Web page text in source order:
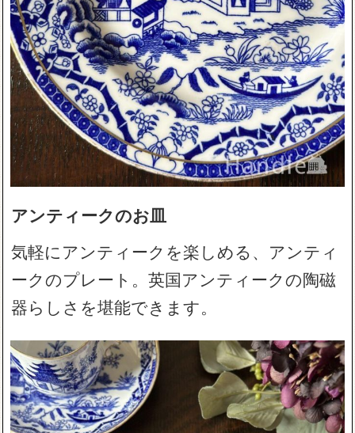
アンティークのお皿
気軽にアンティークを楽しめる、アンティ
ークのプレート。英国アンティークの陶磁
器らしさを堪能できます。